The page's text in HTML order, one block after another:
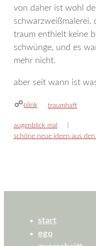
von daher ist wohl
schwarzweißmalerei.
traum enthielt keine
schwünge, und es
mehr nicht.
aber seit wann ist
plink kategorien
traumhaft
augenblick mal
schöne neue ideen aus
start
ego